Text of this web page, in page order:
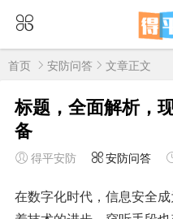
首页 安防问答 文章正文
标题，全面解析，
备
得平安防 安防问答
在数字化时代，信息安全